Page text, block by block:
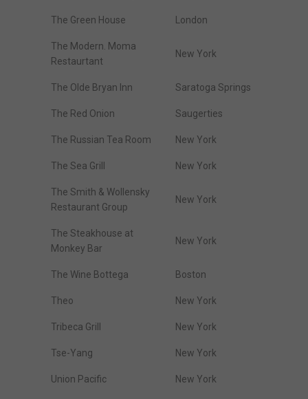
The Green House London
The Modern. Moma
Restaurtant
New York
The Olde Bryan Inn Saratoga Springs
The Red Onion Saugerties
The Russian Tea Room New York
The Sea Grill New York
The Smith & Wollensky
Restaurant Group
New York
The Steakhouse at
Monkey Bar
New York
The Wine Bottega Boston
Theo New York
Tribeca Grill New York
Tse-Yang New York
Union Pacific New York